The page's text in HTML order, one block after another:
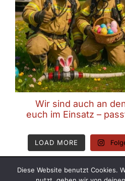
Wir sind auch an
euch im Einsatz –
LOAD MORE
Copyright © 2026
Diese Website benutzt Cookies.